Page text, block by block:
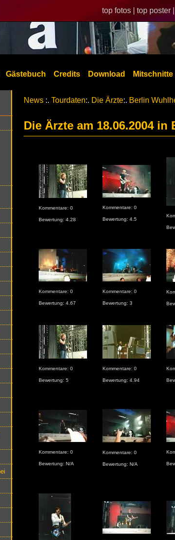
top fotos | top poster |
Gästebuch Credits Download Mitschnitte
News :. Tourdaten:. Die Ärzte:. Berlin
Die Ärzte am 18.06.2004 in
Kommentare: 0
Bewertung: 4.28
Kommentare: 0
Bewertung: 4.5
Kommentare: 0
Bewertung: 4.67
Kommentare: 0
Bewertung: 3
Kommentare: 0
Bewertung: 5
Kommentare: 0
Bewertung: 4.94
Kommentare: 0
Bewertung: N/A
Kommentare: 0
Bewertung: N/A